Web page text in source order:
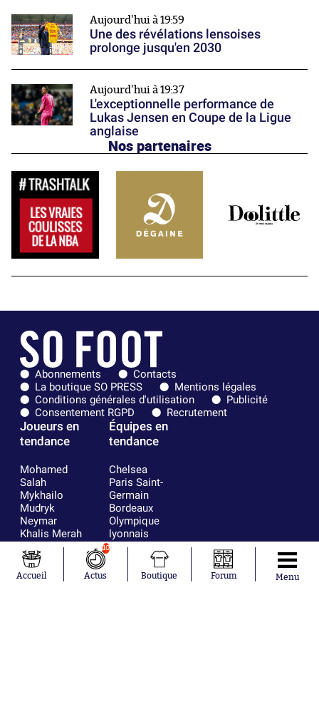
Aujourd'hui à 19:59
Une des révélations lensoises
prolonge jusqu'en 2030
Aujourd'hui à 19:37
L'exceptionnelle performance de
Lukas Jensen en Coupe de la Ligue
anglaise
Nos partenaires
Abonnements
Contacts
La boutique SO PRESS
Mentions légales
Conditions générales d'utilisation
Publicité
Consentement RGPD
Recrutement
Joueurs en
tendance
Mohamed
Salah
Mykhailo
Mudryk
Neymar
Khalis Merah
Loïs Openda
Moussa
Niakhaté
Équipes en
tendance
Chelsea
Paris Saint-
Germain
Bordeaux
Olympique
lyonnais
FIFA
Real Madrid
RC Strasbourg
AC Milan
Accueil
10
Actus Boutique Forum Menu